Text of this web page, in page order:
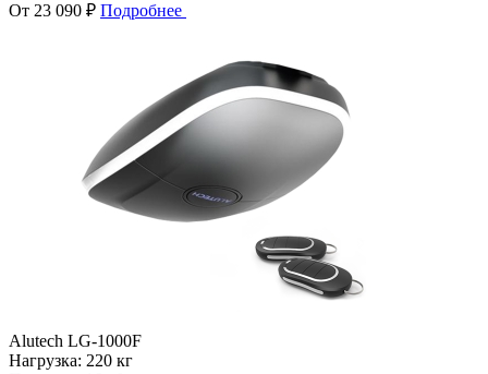
От 23 090 ₽ Подробнее
Alutech LG-1000F
Нагрузка: 220 кг